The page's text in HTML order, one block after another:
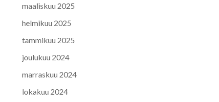
maaliskuu 2025
helmikuu 2025
tammikuu 2025
joulukuu 2024
marraskuu 2024
lokakuu 2024